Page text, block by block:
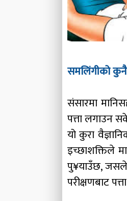
समलिंगीको
संसारमा
पत्ता लगाउन
यो कुरा
इच्छाशक्तिले
पु¥याउँछ, जसले
परीक्षणबाट